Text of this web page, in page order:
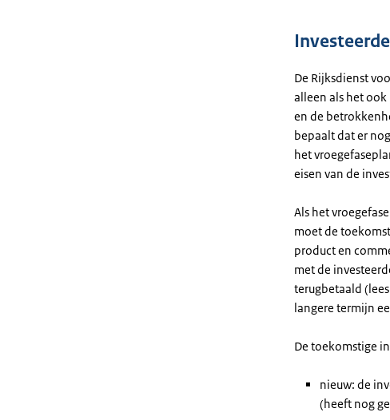
De Rijksdienst
alleen als het
en de
bepaalt dat er
het
eisen van de
Als het
moet de
product en
met de
terugbetaald
langere termijn
De toekomstige
nieuw: de
(heeft nog